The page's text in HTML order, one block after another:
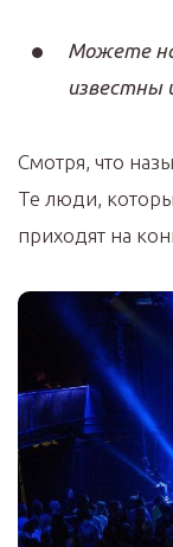
Можете
известны
Смотря, что
Те люди,
приходят на